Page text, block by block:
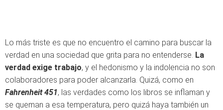
Lo más triste es que no encuentro el camino para buscar la
verdad en una sociedad que grita para no entenderse. La
verdad exige trabajo, y el hedonismo y la indolencia no son
colaboradores para poder alcanzarla. Quizá, como en
Fahrenheit 451, las verdades como los libros se inflaman y
se queman a esa temperatura, pero quizá haya también un